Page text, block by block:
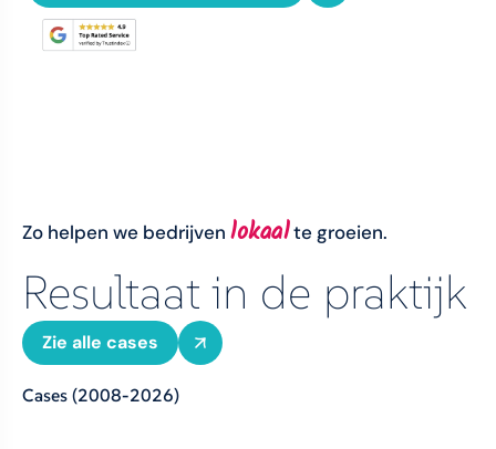
Zo helpen we bedrijven lokaalte groeien.
Resultaat in de praktijk
Zie alle cases
Cases (2008-2026)